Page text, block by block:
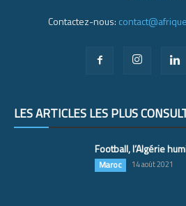
Contactez-nous:
LES ARTICLES LES PLUS
Football, l’Algérie
Maroc 14 août 2021